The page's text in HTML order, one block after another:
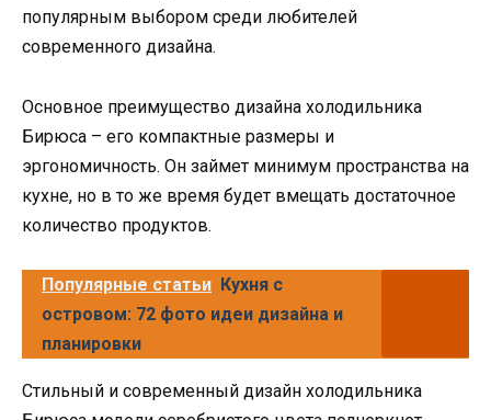
популярным выбором среди любителей
современного дизайна.
Основное преимущество дизайна холодильника
Бирюса – его компактные размеры и
эргономичность. Он займет минимум пространства на
кухне, но в то же время будет вмещать достаточное
количество продуктов.
Популярные статьи Кухня с
островом: 72 фото идеи дизайна и
планировки
Стильный и современный дизайн холодильника